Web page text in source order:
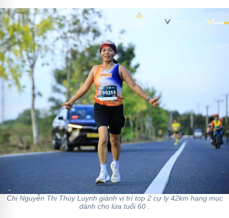
Chị Nguyễn Thị Thùy Luynh giành vị trí top 2 cự ly 42km hạng mục
dành cho lứa tuổi 60 .